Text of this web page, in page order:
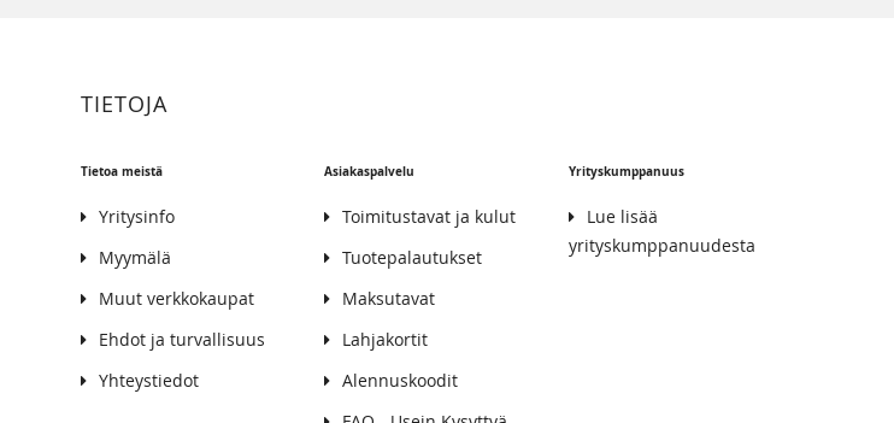
TIETOJA
Tietoa meistä
Yritysinfo
Myymälä
Muut verkkokaupat
Ehdot ja turvallisuus
Yhteystiedot
Asiakaspalvelu
Toimitustavat ja kulut
Tuotepalautukset
Maksutavat
Lahjakortit
Alennuskoodit
Yrityskumppanuus
Lue lisää
yrityskumppanuudesta